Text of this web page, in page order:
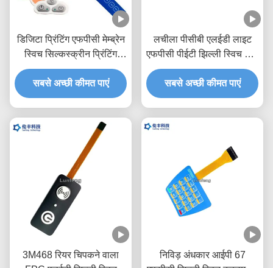
डिजिटा प्रिंटिंग एफपीसी मेम्ब्रेन
स्विच सिल्कस्क्रीन प्रिंटिंग
ईबीजी180 डिजिटल कीपैड
स्विच
सबसे अच्छी कीमत पाएं
लचीला पीसीबी एलईडी लाइट
एफपीसी पीईटी झिल्ली स्विच लंबी
सेवा जीवन
सबसे अच्छी कीमत पाएं
3M468 रियर चिपकने वाला
निविड़ अंधकार आईपी 67